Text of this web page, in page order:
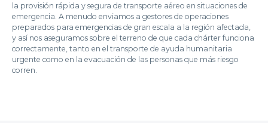
la provisión rápida y segura de transporte aéreo en situaciones de
emergencia. A menudo enviamos a gestores de operaciones
preparados para emergencias de gran escala a la región afectada,
y así nos aseguramos sobre el terreno de que cada chárter funciona
correctamente, tanto en el transporte de ayuda humanitaria
urgente como en la evacuación de las personas que más riesgo
corren.